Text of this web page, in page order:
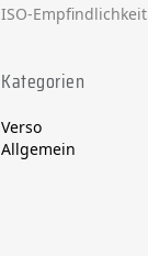
ISO-Empfindlichkeit
Kategorien
Verso
Allgemein